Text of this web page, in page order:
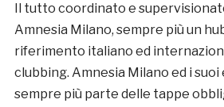
Il tutto coordinato e
Amnesia Milano, sempre più un
riferimento italiano ed
clubbing. Amnesia Milano ed i
sempre più parte delle tappe